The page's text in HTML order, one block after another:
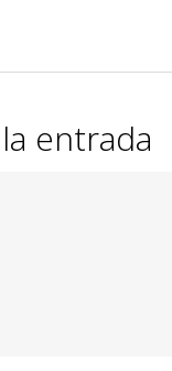
entrada